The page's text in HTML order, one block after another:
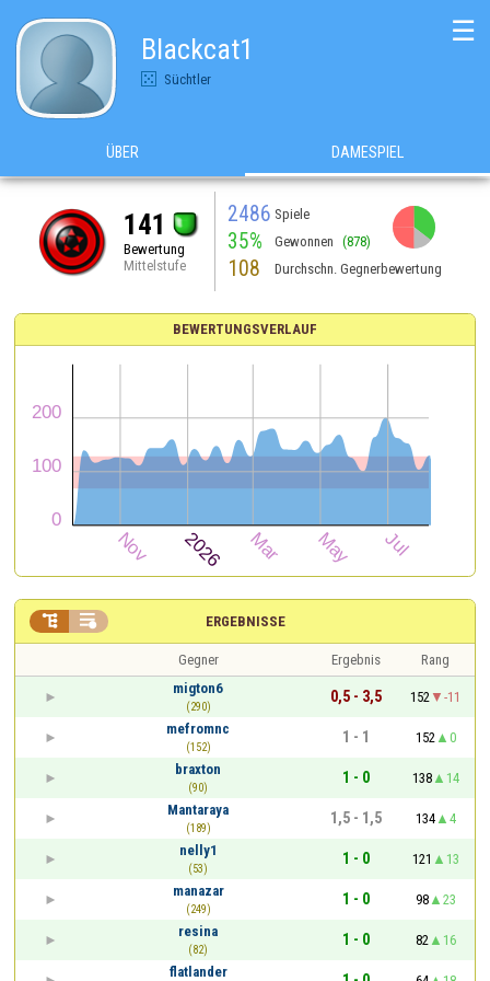
Blackcat1
Süchtler
☰
ÜBER DAMESPIEL
141
Bewertung
Mittelstufe
2486 Spiele
35% Gewonnen (878)
108 Durchschn. Gegnerbewertung
BEWERTUNGSVERLAUF
ERGEBNISSE
 
Gegner Ergebnis
Rang
migton6
(290)
0,5 - 3,5 152
-11
mefromnc
(152)
1 - 1 152
0
braxton
(90)
1 - 0 138
14
Mantaraya
(189)
1,5 - 1,5 134
4
nelly1
(53)
1 - 0 121
13
manazar
(249)
1 - 0 98
23
resina
(82)
1 - 0 82
16
flatlander